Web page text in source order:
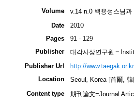
Volume
v.14 n.0 백용성스님
Date
2010
Pages
91 - 129
Publisher
대각사상연구원＝
Publisher Url
http://
Location
Seoul, Korea [首爾,
Content type
期刊論文=Journal